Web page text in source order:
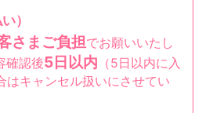
）
さまご負担でお願いいたし
確認後5日以内 （5日以内に入
はキャンセル扱いにさせてい